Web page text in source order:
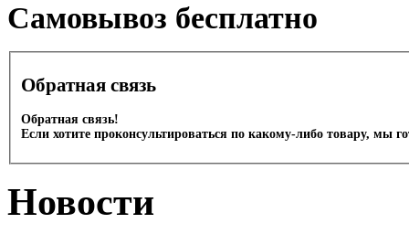
Cамовывоз бесплатно
Обратная связь
Обратная связь!
Если хотите проконсультироваться по какому-либо товару, мы
Новости